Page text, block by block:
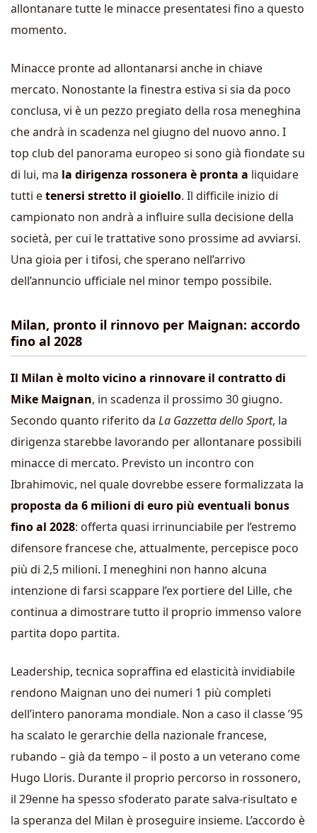
allontanare tutte le minacce presentatesi fino a questo
momento.
Minacce pronte ad allontanarsi anche in chiave
mercato. Nonostante la finestra estiva si sia da poco
conclusa, vi è un pezzo pregiato della rosa meneghina
che andrà in scadenza nel giugno del nuovo anno. I
top club del panorama europeo si sono già fiondate su
di lui, ma la dirigenza rossonera è pronta a liquidare
tutti etenersi stretto il gioiello. Il difficile inizio di
campionato non andrà a influire sulla decisione della
società, per cui le trattative sono prossime ad avviarsi.
Una gioia per i tifosi, che sperano nell’arrivo
dell’annuncio ufficiale nel minor tempo possibile.
Milan, pronto il rinnovo per Maignan: accordo
fino al 2028
Il Milan è molto vicino a rinnovare il contratto di
Mike Maignan, in scadenza il prossimo 30 giugno.
Secondo quanto riferito da La Gazzetta dello Sport, la
dirigenza starebbe lavorando per allontanare possibili
minacce di mercato. Previsto un incontro con
Ibrahimovic, nel quale dovrebbe essere formalizzata la
proposta da 6 milioni di euro più eventuali bonus
fino al 2028: offerta quasi irrinunciabile per l’estremo
difensore francese che, attualmente, percepisce poco
più di 2,5 milioni. I meneghini non hanno alcuna
intenzione di farsi scappare l’ex portiere del Lille, che
continua a dimostrare tutto il proprio immenso valore
partita dopo partita.
Leadership, tecnica sopraffina ed elasticità invidiabile
rendono Maignan uno dei numeri 1 più completi
dell’intero panorama mondiale. Non a caso il classe ’95
ha scalato le gerarchie della nazionale francese,
rubando – già da tempo – il posto a un veterano come
Hugo Lloris. Durante il proprio percorso in rossonero,
il 29enne ha spesso sfoderato parate salva-risultato e
la speranza del Milan è proseguire insieme. L’accordo è